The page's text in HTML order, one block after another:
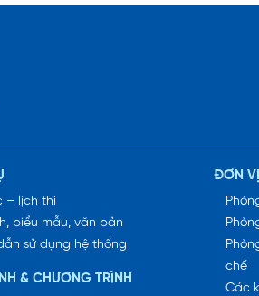
– lịch thi
biểu mẫu, văn bản
sử dụng hệ thống
& CHƯƠNG TRÌNH
ĐƠN
chế
Các